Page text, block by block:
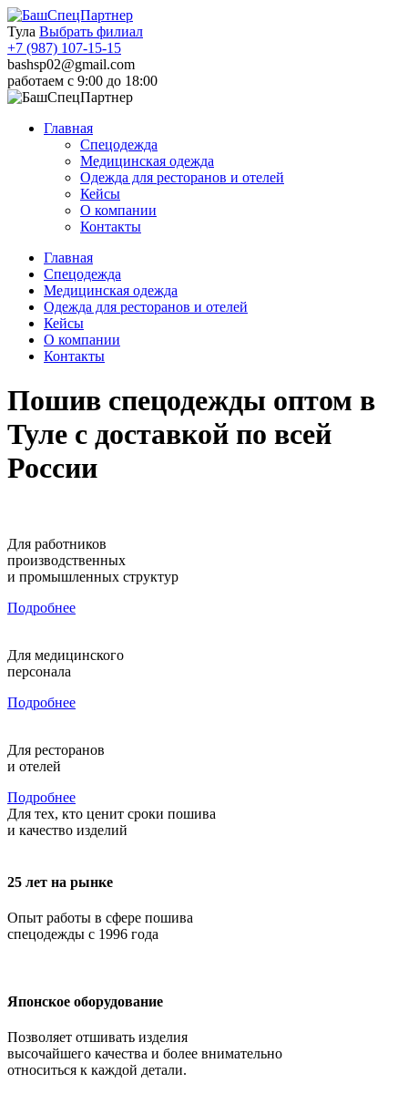
Тула Выбрать филиал
+7 (987) 107-15-15
bashsp02@gmail.com
работаем с 9:00 до 18:00
Главная
Спецодежда
Медицинская одежда
Одежда для ресторанов и отелей
Кейсы
О компании
Контакты
Главная
Спецодежда
Медицинская одежда
Одежда для ресторанов и отелей
Кейсы
О компании
Контакты
Пошив спецодежды оптом в
Туле с доставкой по всей
России
Для работников
производственных
и промышленных структур
Подробнее
Для медицинского
персонала
Подробнее
Для ресторанов
и отелей
Подробнее
Для тех, кто ценит сроки пошива
и качество изделий
25 лет на рынке
Опыт работы в сфере пошива
спецодежды с 1996 года
Японское оборудование
Позволяет отшивать изделия
высочайшего качества и более внимательно
относиться к каждой детали.